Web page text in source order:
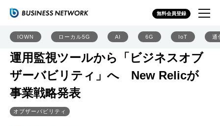
無料会員登録
IOWN ローカル5G AI 6G IoT 通
運用監視ツールから「ビジネスオブ
ザーバビリティ」へ New Relicが
事業戦略発表
オブザーバビリティ